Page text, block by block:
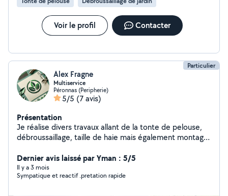
Voir le profil Contacter
Particulier
Alex Fragne
Multiservice
Péronnas (Peripherie)
5/5 (7 avis)
Présentation
Je réalise divers travaux allant de la tonte de pelouse,
débroussaillage, taille de haie mais également montage
pas à faire vos demandes Réponse rapide Délais rapide
Travail soigné Dans un tout autre registre,je suis
également coach sportif (renforcement
Dernier avis laissé par Yman : 5/5
Il y a 3 mois
Sympatique et reactif .pretation rapide